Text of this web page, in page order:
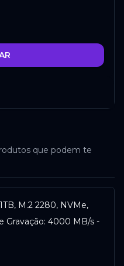
que podem te
M.2 2280, NVMe,
Gravação: 4000 MB/s -